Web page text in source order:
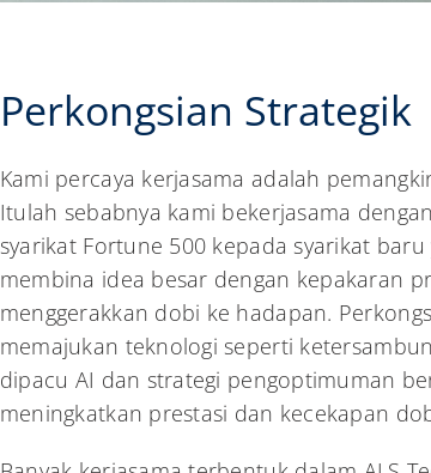
Perkongsian Strategik
Kami percaya kerjasama adalah
Itulah sebabnya kami bekerjasama
syarikat Fortune 500 kepada syarikat
membina idea besar dengan kepakaran
menggerakkan dobi ke hadapan.
memajukan teknologi seperti
dipacu AI dan strategi pengoptimuman
meningkatkan prestasi dan kecekapan